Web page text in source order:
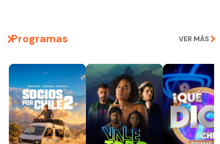
Programas VER MÁS